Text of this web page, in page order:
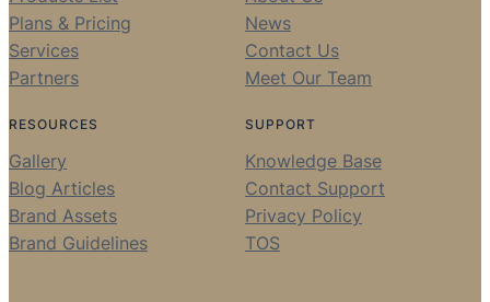
Plans & Pricing
Services
Partners
News
Contact Us
Meet Our Team
RESOURCES
Gallery
Blog Articles
Brand Assets
Brand Guidelines
SUPPORT
Knowledge Base
Contact Support
Privacy Policy
TOS